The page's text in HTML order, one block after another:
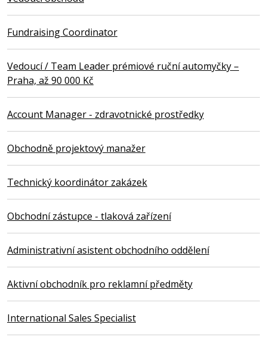
Fundraising Coordinator
Vedoucí / Team Leader prémiové ruční automyčky –
Praha, až 90 000 Kč
Account Manager - zdravotnické prostředky
Obchodně projektový manažer
Technický koordinátor zakázek
Obchodní zástupce - tlaková zařízení
Administrativní asistent obchodního oddělení
Aktivní obchodník pro reklamní předměty
International Sales Specialist